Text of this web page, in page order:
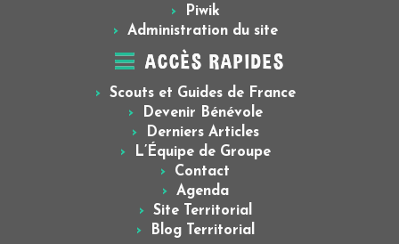
Piwik
Administration du site
ACCÈS RAPIDES
Scouts et Guides de France
Devenir Bénévole
Derniers Articles
L’Équipe de Groupe
Contact
Agenda
Site Territorial
Blog Territorial